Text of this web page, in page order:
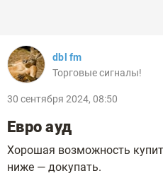
dbl fm
Торговые сигналы!
30 сентября 2024, 08:50
Евро ауд
Хорошая возможность
ниже — докупать.